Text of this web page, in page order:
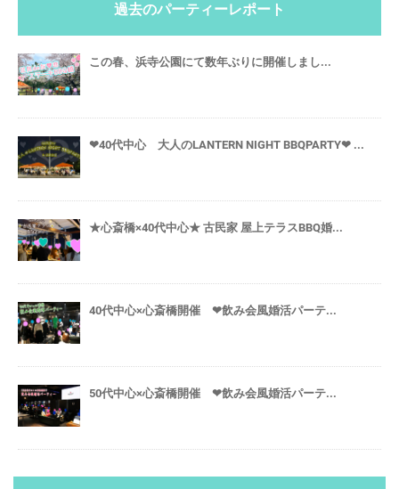
過去のパーティーレポート
この春、浜寺公園にて数年ぶりに開催しまし...
❤40代中心 大人のLANTERN NIGHT BBQPARTY❤ ...
★心斎橋×40代中心★ 古民家 屋上テラスBBQ婚...
40代中心×心斎橋開催 ❤飲み会風婚活パーテ...
50代中心×心斎橋開催 ❤飲み会風婚活パーテ...